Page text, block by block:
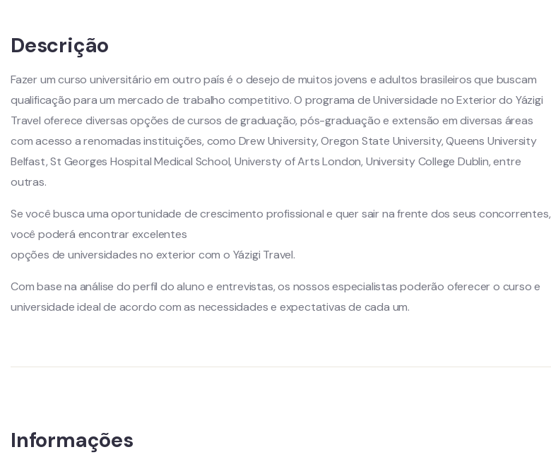
Descrição
Fazer um curso universitário em outro país é o desejo de muitos jovens e adultos brasileiros que buscam
qualificação para um mercado de trabalho competitivo. O programa de Universidade no Exterior do Yázigi
Travel oferece diversas opções de cursos de graduação, pós-graduação e extensão em diversas áreas
com acesso a renomadas instituições, como Drew University, Oregon State University, Queens University
Belfast, St Georges Hospital Medical School, Universty of Arts London, University College Dublin, entre
outras.
Se você busca uma oportunidade de crescimento profissional e quer sair na frente dos seus concorrentes,
você poderá encontrar excelentes
opções de universidades no exterior com o Yázigi Travel.
Com base na análise do perfil do aluno e entrevistas, os nossos especialistas poderão oferecer o curso e
universidade ideal de acordo com as necessidades e expectativas de cada um.
Informações